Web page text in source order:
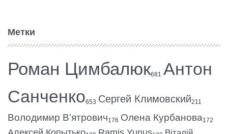
Метки
Роман Цимбалюк681 Антон
Санченко653 Сергей Климовский211
Володимир В’ятрович176 Олена Курбанова172